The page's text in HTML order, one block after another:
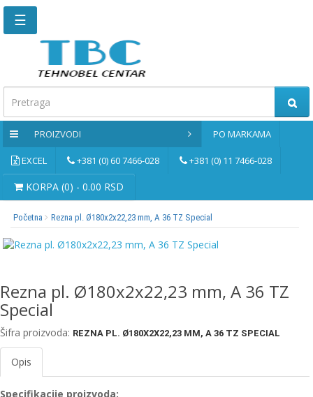
Glavna
Kontaktirajte
nas
Po
markama
PROIZVODI
Bernardo
Brusne
ploče
EWM
aparati
za
zavarivanje
☰
PROIZVODI PO MARKAMA
EXCEL +381 (0) 60 7466-028 +381 (0) 11 7466-028
KORPA (0) - 0.00 RSD
Početna Rezna pl. Ø180x2x22,23 mm, A 36 TZ Special
Rezna pl. Ø180x2x22,23 mm, A 36 TZ
Special
Šifra proizvoda: REZNA PL. Ø180X2X22,23 MM, A 36 TZ SPECIAL
Opis
Specifikacije proizvoda: